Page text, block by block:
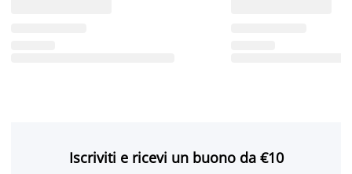
Iscriviti e ricevi un buono da €10